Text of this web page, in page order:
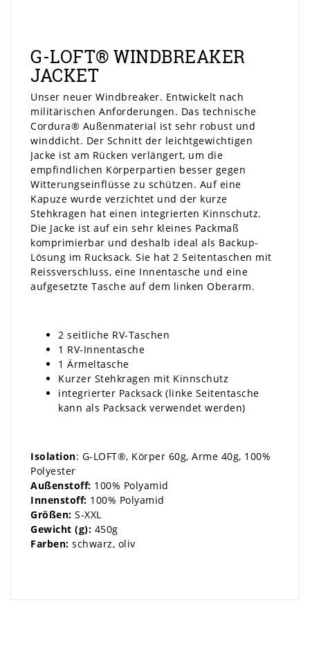
G-LOFT® WINDBREAKER
JACKET
Unser neuer Windbreaker. Entwickelt nach
militärischen Anforderungen. Das technische
Cordura® Außenmaterial ist sehr robust und
winddicht. Der Schnitt der leichtgewichtigen
Jacke ist am Rücken verlängert, um die
empfindlichen Körperpartien besser gegen
Witterungseinflüsse zu schützen. Auf eine
Kapuze wurde verzichtet und der kurze
Stehkragen hat einen integrierten Kinnschutz.
Die Jacke ist auf ein sehr kleines Packmaß
komprimierbar und deshalb ideal als Backup-
Lösung im Rucksack. Sie hat 2 Seitentaschen mit
Reissverschluss, eine Innentasche und eine
aufgesetzte Tasche auf dem linken Oberarm.
2 seitliche RV-Taschen
1 RV-Innentasche
1 Ärmeltasche
Kurzer Stehkragen mit Kinnschutz
integrierter Packsack (linke Seitentasche
kann als Packsack verwendet werden)
Isolation: G-LOFT®, Körper 60g, Arme 40g, 100%
Polyester
Außenstoff: 100% Polyamid
Innenstoff: 100% Polyamid
Größen: S-XXL
Gewicht (g): 450g
Farben: schwarz, oliv